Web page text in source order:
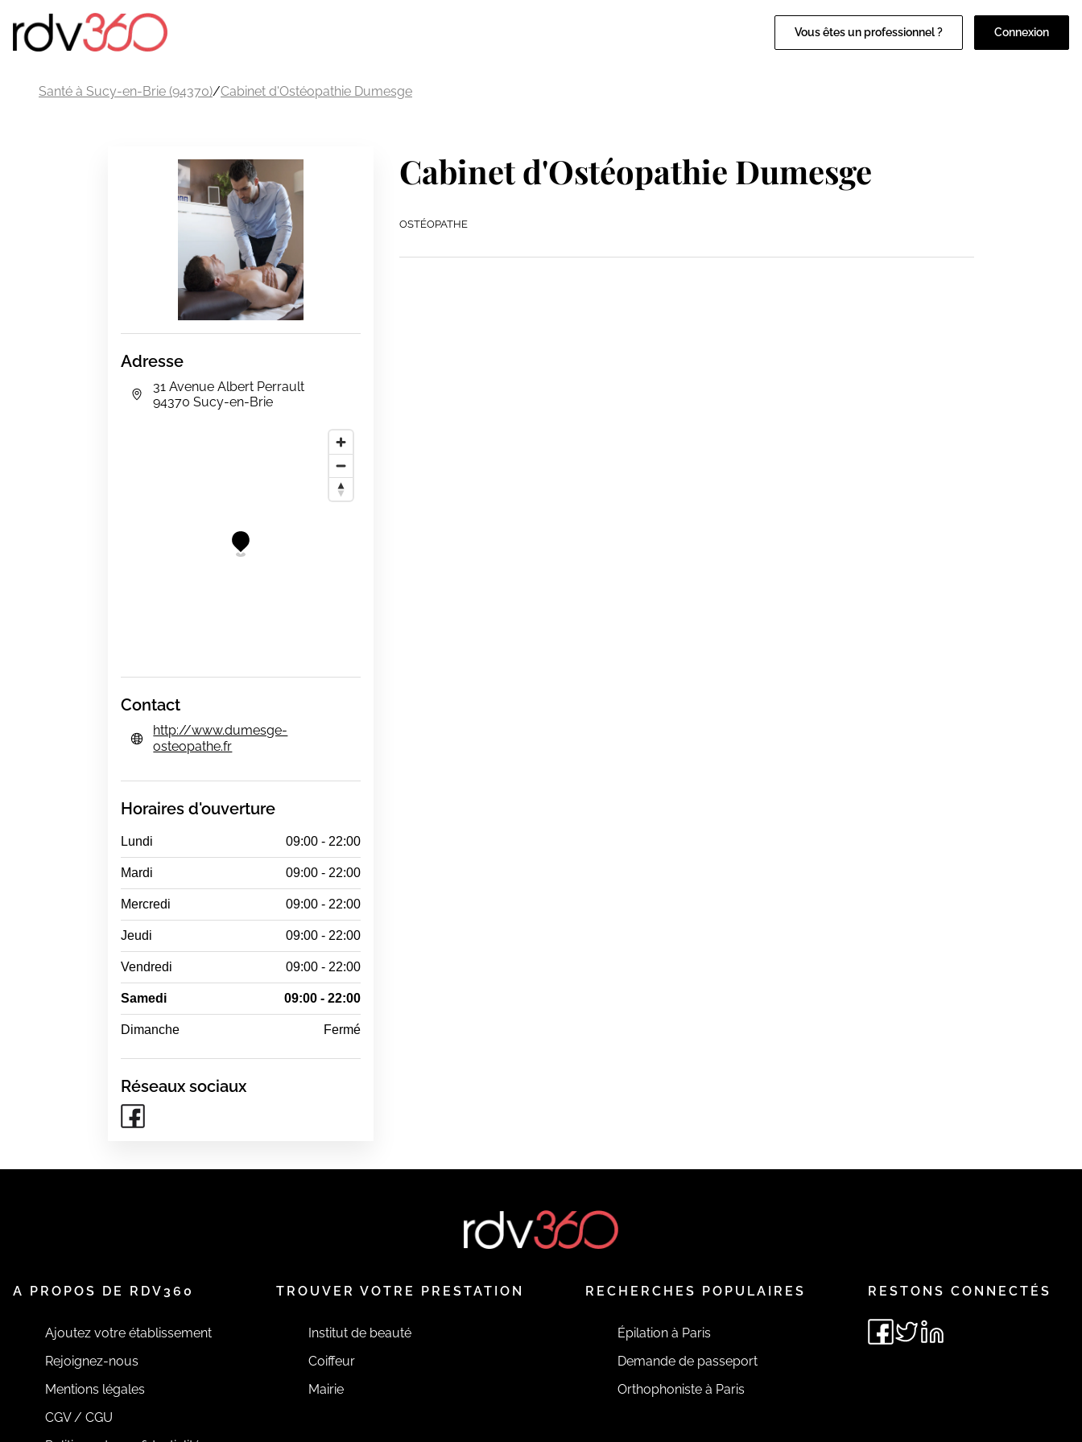
Vous êtes un professionnel ? Connexion
Santé à Sucy-en-Brie (94370)/Cabinet d'Ostéopathie Dumesge
Adresse
31 Avenue Albert Perrault
94370 Sucy-en-Brie
Contact
http://www.dumesge-
osteopathe.fr
Horaires d'ouverture
Lundi 09:00 - 22:00
Mardi 09:00 - 22:00
Mercredi 09:00 - 22:00
Jeudi 09:00 - 22:00
Vendredi 09:00 - 22:00
Samedi 09:00 - 22:00
Dimanche Fermé
Réseaux sociaux
Cabinet d'Ostéopathie Dumesge
OSTÉOPATHE
A PROPOS DE RDV360
Ajoutez votre établissement
Rejoignez-nous
Mentions légales
CGV / CGU
TROUVER VOTRE PRESTATION
Institut de beauté
Coiffeur
Mairie
RECHERCHES POPULAIRES
Épilation à Paris
Demande de passeport
Orthophoniste à Paris
RESTONS CONNECTÉS